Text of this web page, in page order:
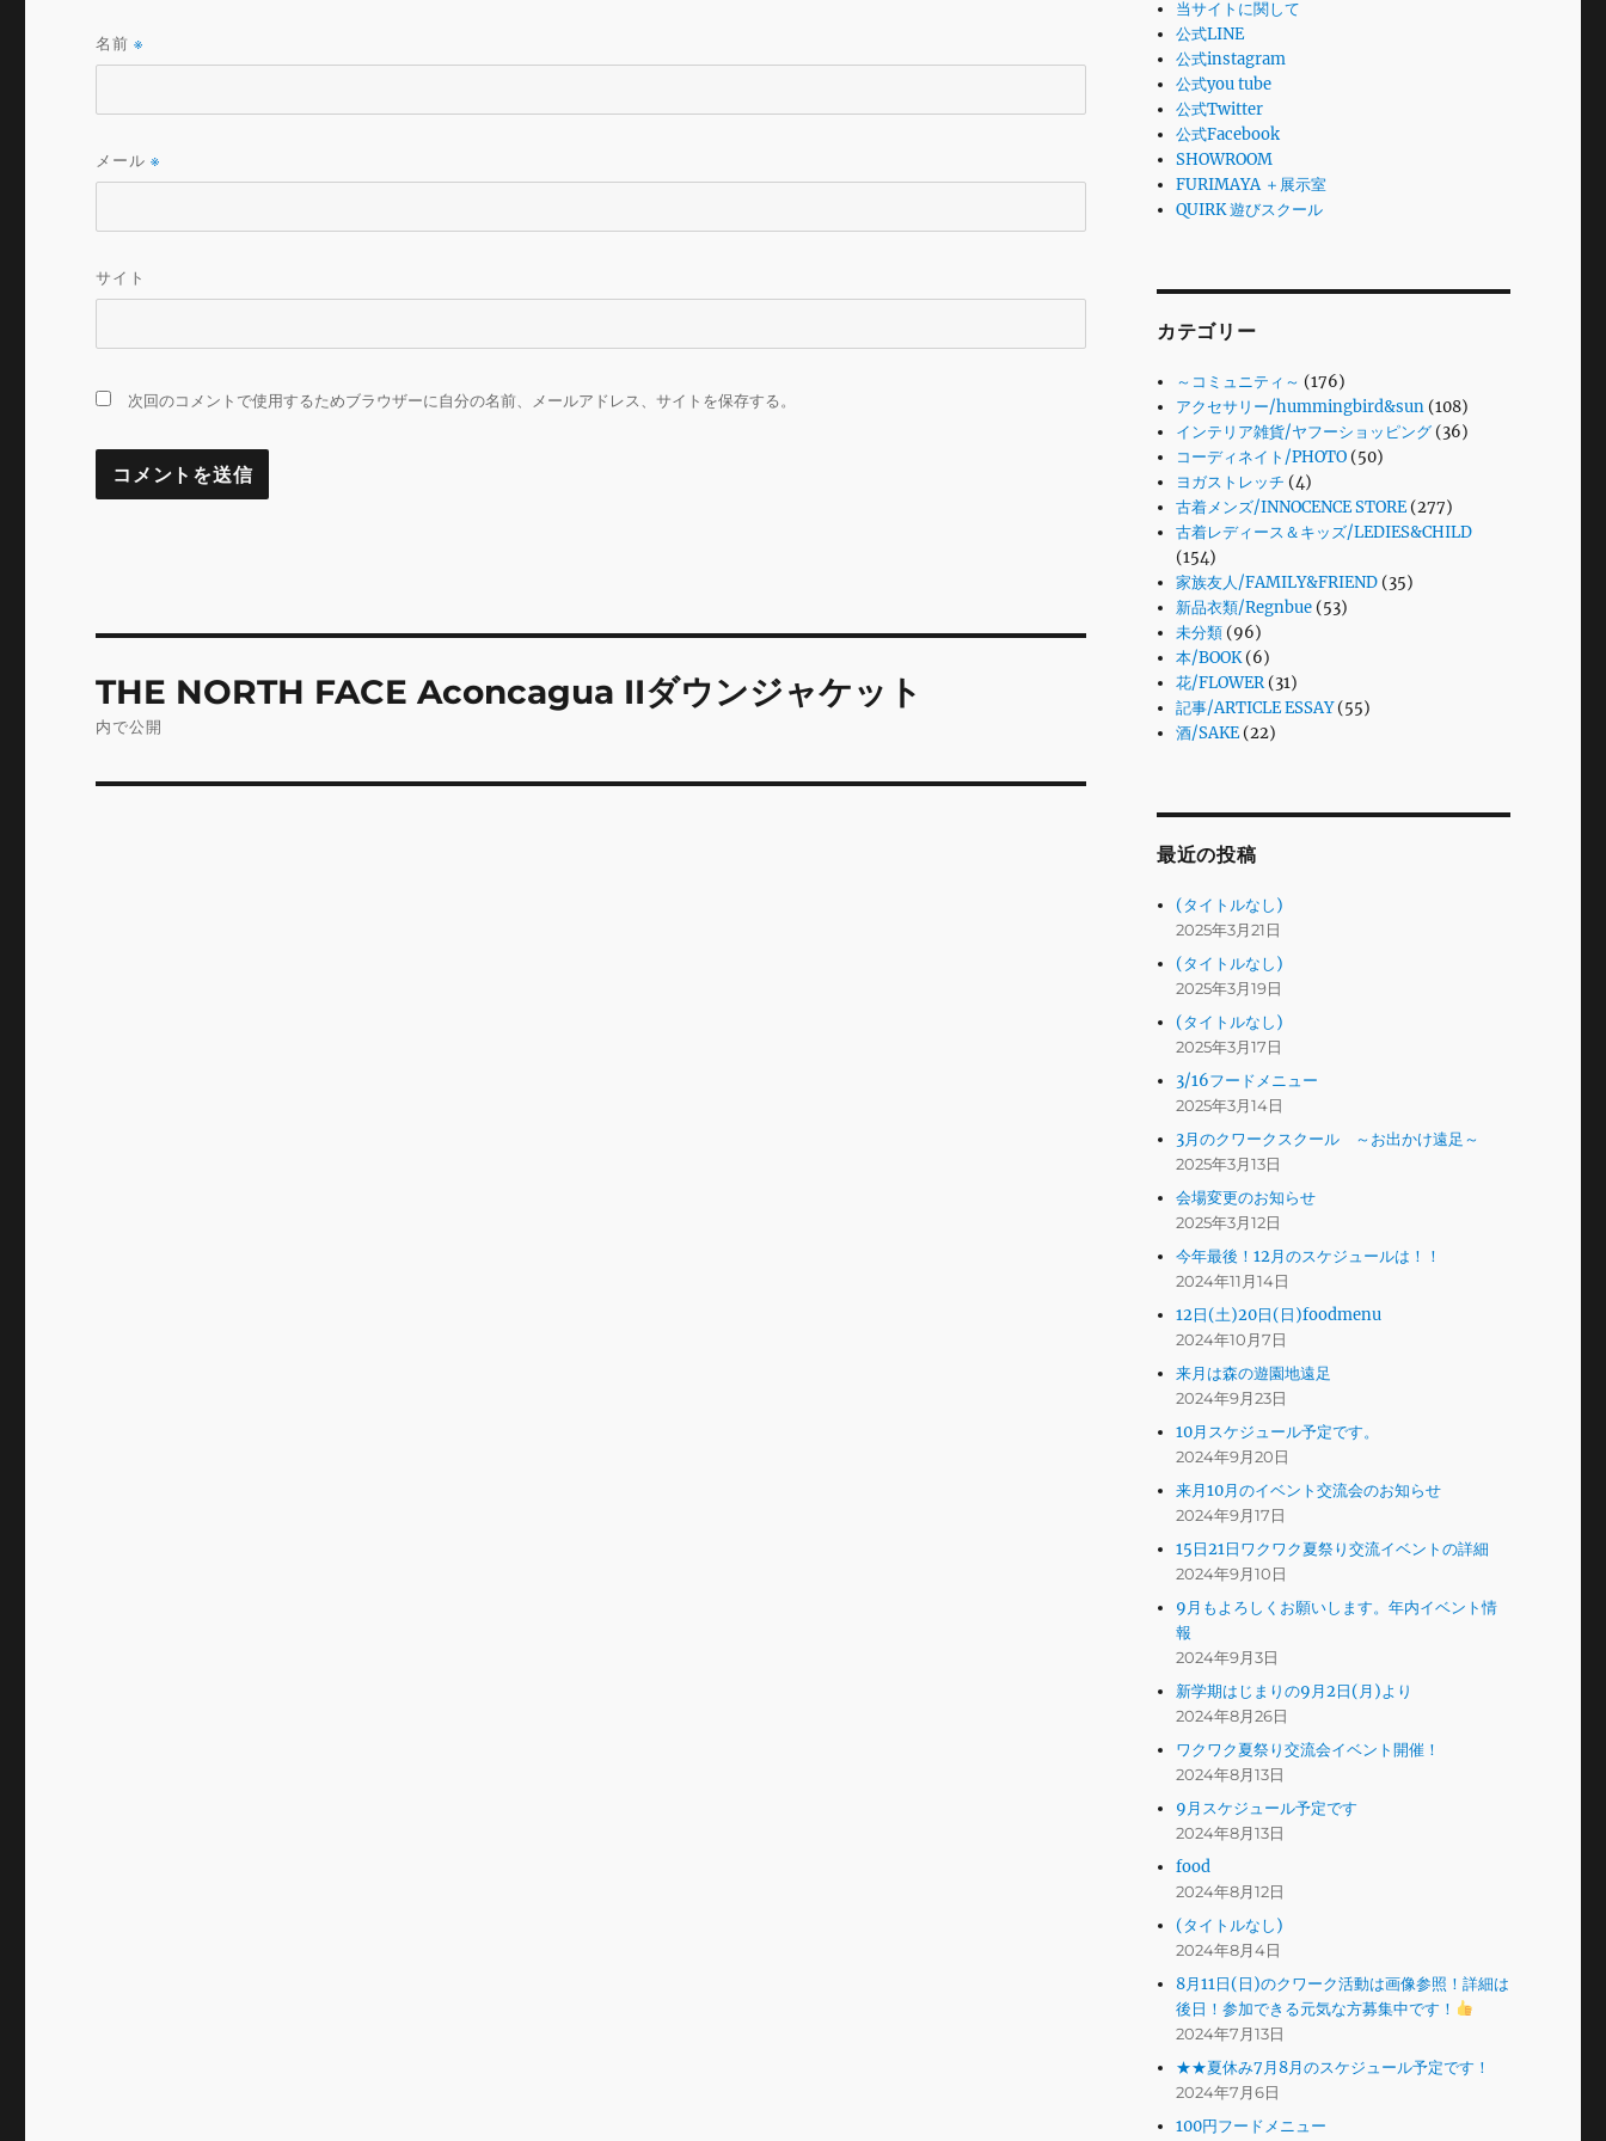
名前※
メール※
サイト
次回のコメントで使用するためブラウザーに自分の名前、メールアドレス、サイトを保存する。
稿
THE NORTH FACE Aconcagua IIダウンジャケット
内で公開
当サイトに関して
公式LINE
公式instagram
公式you tube
公式Twitter
公式Facebook
SHOWROOM
FURIMAYA ＋展示室
QUIRK 遊びスクール
カテゴリー
～コミュニティ～ (176)
アクセサリー/hummingbird&sun (108)
インテリア雑貨/ヤフーショッピング (36)
コーディネイト/PHOTO (50)
ヨガストレッチ (4)
古着メンズ/INNOCENCE STORE (277)
古着レディース＆キッズ/LEDIES&CHILD
(154)
家族友人/FAMILY&FRIEND (35)
新品衣類/Regnbue (53)
未分類 (96)
本/BOOK(6)
花/FLOWER(31)
記事/ARTICLE ESSAY(55)
酒/SAKE (22)
最近の投稿
(タイトルなし)
2025年3月21日
(タイトルなし)
2025年3月19日
(タイトルなし)
2025年3月17日
3/16フードメニュー
2025年3月14日
3月のクワークスクール ～お出かけ遠足～
2025年3月13日
会場変更のお知らせ
2025年3月12日
今年最後！12月のスケジュールは！！
2024年11月14日
12日(土)20日(日)foodmenu
2024年10月7日
来月は森の遊園地遠足
2024年9月23日
10月スケジュール予定です。
2024年9月20日
来月10月のイベント交流会のお知らせ
2024年9月17日
15日21日ワクワク夏祭り交流イベントの詳細
2024年9月10日
9月もよろしくお願いします。年内イベント情
報
2024年9月3日
新学期はじまりの9月2日(月)より
2024年8月26日
ワクワク夏祭り交流会イベント開催！
2024年8月13日
9月スケジュール予定です
2024年8月13日
food
2024年8月12日
(タイトルなし)
2024年8月4日
8月11日(日)のクワーク活動は画像参照！詳細は
後日！参加できる元気な方募集中です！
2024年7月13日
★★夏休み7月8月のスケジュール予定です！
2024年7月6日
100円フードメニュー